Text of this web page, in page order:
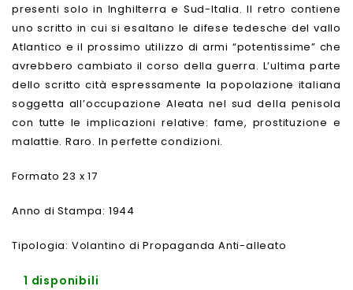
presenti solo in Inghilterra e Sud-Italia. Il retro contiene
uno scritto in cui si esaltano le difese tedesche del vallo
Atlantico e il prossimo utilizzo di armi “potentissime” che
avrebbero cambiato il corso della guerra. L’ultima parte
dello scritto cità espressamente la popolazione italiana
soggetta all’occupazione Aleata nel sud della penisola
con tutte le implicazioni relative: fame, prostituzione e
malattie. Raro. In perfette condizioni.
Formato 23 x 17
Anno di Stampa: 1944
Tipologia: Volantino di Propaganda Anti-alleato
1 disponibili